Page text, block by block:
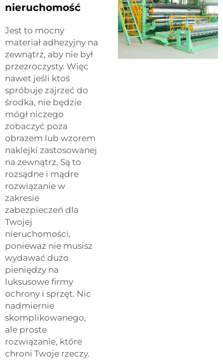
nieruchomość
Jest to mocny
materiał adhezyjny na
zewnątrz, aby nie był
przezroczysty. Więc
nawet jeśli ktoś
spróbuje zajrzeć do
środka, nie będzie
mógł niczego
zobaczyć poza
obrazem lub wzorem
naklejki zastosowanej
na zewnątrz. Są to
rozsądne i mądre
rozwiązanie w
zakresie
zabezpieczeń dla
Twojej
nieruchomości,
ponieważ nie musisz
wydawać dużo
pieniędzy na
luksusowe firmy
ochrony i sprzęt. Nic
nadmiernie
skomplikowanego,
ale proste
rozwiązanie, które
chroni Twoje rzeczy.